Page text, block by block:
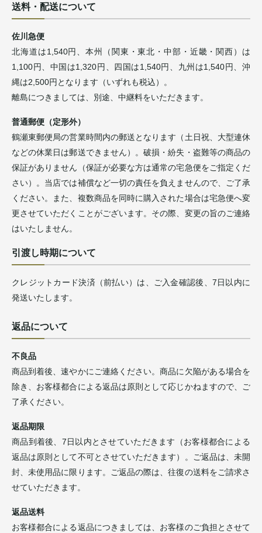
送料・配送について
佐川急便
北海道は1,540円、本州（関東・東北・中部・近畿・関西）は
1,100円、中国は1,320円、四国は1,540円、九州は1,540円、沖
縄は2,500円となります（いずれも税込）。
離島につきましては、別途、中継料をいただきます。
普通郵便（定形外）
鶴瀬東郵便局の営業時間内の郵送となります（土日祝、大型連休
などの休業日は郵送できません）。破損・紛失・盗難等の商品の
保証がありません（保証が必要な方は通常の宅急便をご指定くだ
さい）。当店では補償など一切の責任を負えませんので、ご了承
ください。また、複数商品を同時に購入された場合は宅急便へ変
更させていただくことがございます。その際、変更の旨のご連絡
はいたしません。
引渡し時期について
クレジットカード決済（前払い）は、ご入金確認後、7日以内に
発送いたします。
返品について
不良品
商品到着後、速やかにご連絡ください。商品に欠陥がある場合を
除き、お客様都合による返品は原則として応じかねますので、ご
了承ください。
返品期限
商品到着後、7日以内とさせていただきます（お客様都合による
返品は原則として不可とさせていただきます）。ご返品は、未開
封、未使用品に限ります。ご返品の際は、往復の送料をご請求さ
せていただきます。
返品送料
お客様都合による返品につきましては、お客様のご負担とさせて